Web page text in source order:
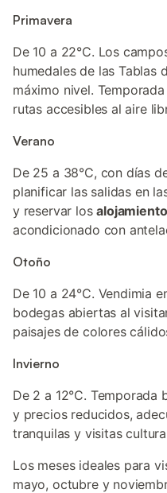
Primavera
De 10 a 22°C. Los
humedales de las Tablas
máximo nivel.
rutas accesibles al aire
Verano
De 25 a 38°C, con días
planificar las salidas en
y reservar los
acondicionado con
Otoño
De 10 a 24°C. Vendimia
bodegas abiertas al
paisajes de colores
Invierno
De 2 a 12°C.
y precios reducidos,
tranquilas y visitas
Los meses ideales para
mayo, octubre y